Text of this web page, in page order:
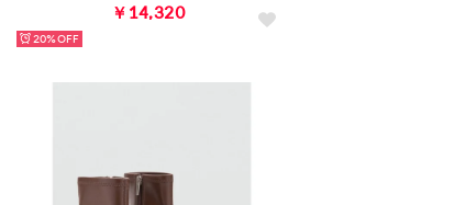
￥14,320
20%